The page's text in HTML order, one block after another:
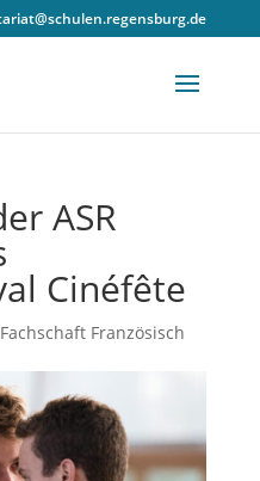
ASR
Cinéfête
Fachschaft Französisch